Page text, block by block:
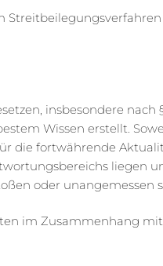
insbesondere nach §
Wissen erstellt.
die fortwährende
liegen
oder unangemessen
im Zusammenhang